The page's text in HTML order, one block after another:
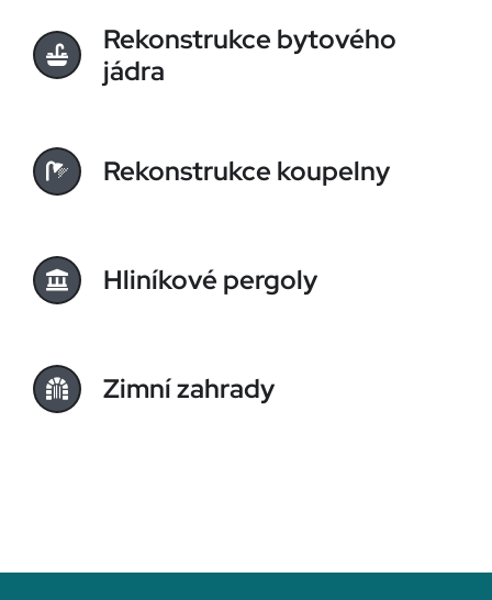
Rekonstrukce bytového
jádra
Rekonstrukce koupelny
Hliníkové pergoly
Zimní zahrady